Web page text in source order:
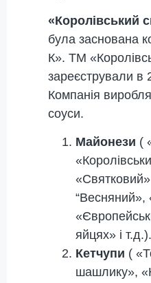
«Королівський
була заснована
К». ТМ
зареєстрували в
Компанія
соуси.
Майонези (
“Весняний»,
яйцях» і т.д.).
Кетчупи (
шашлику»,